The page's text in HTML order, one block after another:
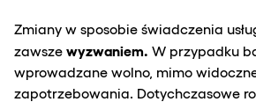
Zmiany w sposobie świadczenia
zawsze wyzwaniem. W przypadku
wprowadzane wolno, mimo
zapotrzebowania. Dotychczasowe